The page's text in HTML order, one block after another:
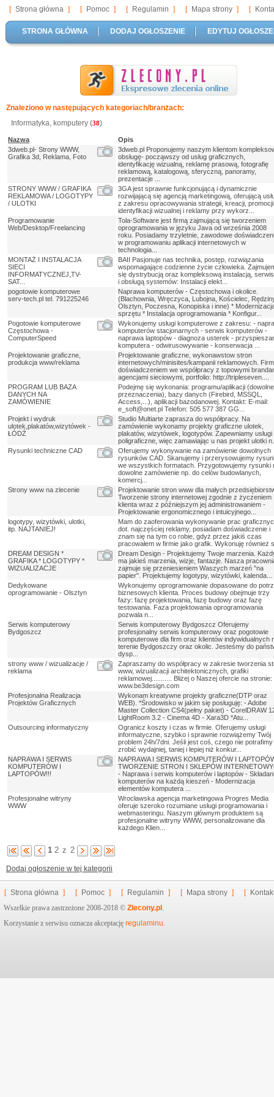
[ Strona główna ] [ Pomoc ] [ Regulamin ] [ Mapa strony ] [
STRONA GŁÓWNA DODAJ OGŁOSZENIE EDYTUJ
Znaleziono w następujących kategoriach/branżach:
Informatyka, komputery (38)
Nazwa
Opis
3dweb.pl- Strony WWW,
Grafika 3d, Reklama, Foto
3dweb.pl Proponujemy naszym klientom
obsługę- począwszy od usług graficznych,
identyfikację wizualną, reklamę prasową, fotografię
reklamową, katalogową, sferyczną, panoramy,
prezentacje ...
STRONY WWW / GRAFIKA
REKLAMOWA / LOGOTYPY
/ ULOTKI
3GA jest sprawnie funkcjonującą i dynamicznie
rozwijającą się agencją marketingową, oferującą
z zakresu opracowywania strategii, kreacji,
identyfikacji wizualnej i reklamy przy wykorz...
Programowanie
Web/Desktop/Freelancing
Tola-Software jest firmą zajmującą się tworzeniem
oprogramowania w języku Java od września 2008
roku. Posiadamy trzyletnie, zawodowe
w programowaniu aplikacji internetowych w
technologia...
MONTAŻ I INSTALACJA
SIECI
INFORMATYCZNEJ,TV-
SAT...
BAII Pasjonuje nas technika, postęp, rozwiązania
wspomagające codzienne życie człowieka.
się dystrybucją oraz kompleksową instalacją,
i obsługą systemów: Instalacji elekt...
pogotowie komputerowe
serv-tech.pl tel. 791225246
Naprawa komputerów - Częstochowa i okolice.
(Blachownia, Wręczyca, Lubojna, Kościelec,
Olsztyn, Poczesna, Konopiska i inne) *
sprzętu * Instalacja oprogramowania * Konfigur...
Pogotowie komputerowe
Częstochowa -
ComputerSpeed
Wykonujemy usługi komputerowe z zakresu: -
komputerów stacjonarnych - serwis komputerów -
naprawa laptopów - diagnoza usterek -
komputera - odwirusowywanie - konserwacja ...
Projektowanie graficzne,
produkcja www/reklama
Projektowanie graficzne, wykonawstow stron
internetowych/minisites/kampanii reklamowych.
doświadczeniem we współpracy z topowymi
agencjami sieciowymi, portfolio: http://tripleseven....
PROGRAM LUB BAZA
DANYCH NA
ZAMÓWIENIE
Podejmę się wykonania: programu/aplikacji
przeznaczenia), bazy danych (Firebird, MSSQL,
Access,...), aplikacji bazodanowej. Kontakt: E-mail:
e_soft@onet.pl Telefon: 505 577 387 GG...
Projekt i wydruk
ulotek,plakatów,wizytówek -
ŁÓDŹ
Studio Multiarte zaprasza do współpracy. Na
zamówienie wykonamy projekty graficzne ulotek,
plakatów, wizytówek, logotypów. Zapewniamy usługi
poligraficzne, więc zamawiając u nas projekt ulotki
Rysunki techniczne CAD
Oferujemy wykonywanie na zamówienie dowolnych
rysunków CAD. Skanujemy i przerysowujemy
we wszystkich formatach. Przygotowujemy rysunki
dowolne zamówienie np. do celów budowlanych,
komercj...
Strony www na zlecenie
Projektowanie stron www dla małych
Tworzenie strony internetowej zgodnie z życzeniem
klienta wraz z późniejszym jej administrowaniem -
Projektowanie ergonomicznego i intuicyjnego...
logotypy, wizytówki, ulotki,
itp. NAJTANIEJ!
Mam do zaoferowania wykonywanie prac
dot. najczęściej reklamy, posiadam doświadczenie i
znam się na tym co robie, gdyż przez jakiś czas
pracowałem w firmie jako grafik. Wykonuję również
DREAM DESIGN *
GRAFIKA * LOGOTYPY *
WIZUALIZACJE
Dream Design - Projektujemy Twoje marzenia.
ma jakieś marzenia, wizje, fantazje. Nasza
zajmuje się przeniesieniem Waszych marzeń "na
papier". Projektujemy logotypy, wizytówki, kalenda...
Dedykowane
oprogramowanie - Olsztyn
Wykonujemy oprogramowanie dopasowane do
biznesowych klienta. Proces budowy obejmuje trzy
fazy: fazę projektowania, fazę budowy oraz fazę
testowania. Faza projektowania oprogramowania
pozwala n...
Serwis komputerowy
Bydgoszcz
Serwis komputerowy Bydgoszcz Oferujemy
profesjonalny serwis komputerowy oraz pogotowie
komputerowe dla firm oraz klientów indywidualnych
terenie Bydgoszczy oraz okolic. Jesteśmy do
dysp...
strony www / wizualizacje /
reklama
Zapraszamy do współpracy w zakresie tworzenia
www, wizualizacji architektonicznych, grafiki
reklamowej........... Bliżej o Naszej ofercie na stronie:
www.be3design.com
Profesjonalna Realizacja
Projektów Graficznych
Wykonam kreatywne projekty graficzne(DTP oraz
WEB). *Środowisko w jakim się posługuję: - Adobe
Master Collection CS4(pełny pakiet) - CorelDRAW
LightRoom 3.2 - Cinema 4D - Xara3D *Atu...
Outsourcing informatyczny
Ogranicz koszty i czas w firmie. Oferujemy usługi
informatyczne, szybko i sprawnie rozwiążemy Twój
problem 24h/7dni. Jeśli jest coś, czego nie potrafimy
zrobić wydajniej, taniej i lepiej niż konkur...
NAPRAWA I SERWIS
KOMPUTERÓW I
LAPTOPÓW!!!
NAPRAWA I SERWIS KOMPUTERÓW I
TWORZENIE STRON I SKLEPÓW
- Naprawa i serwis komputerów i laptopów -
komputerów na każdą kieszeń - Modernizacja
elementów komputera ...
Profesjonalne witryny
WWW
Wrocławska agencja marketingowa Progres Media
oferuje szeroko rozumiane usługi programowania i
webmasteringu. Naszym głównym produktem są
profesjonalne witryny WWW, personalizowane dla
każdego Klien...
1 2 z 2
Dodaj ogłoszenie w tej kategorii
[ Strona główna ] [ Pomoc ] [ Regulamin ] [ Mapa strony ] [
Wszelkie prawa zastrzeżone 2008-2018 © Zlecony.pl .
Korzystanie z serwisu oznacza akceptację regulaminu.